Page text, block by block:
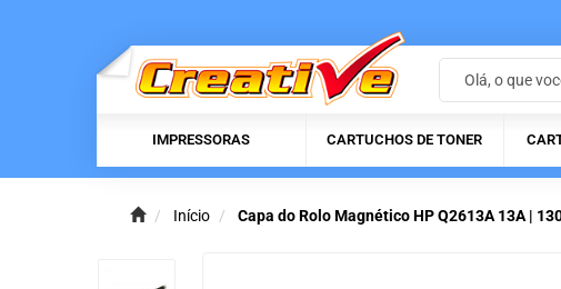
IMPRESSORAS CARTUCHOS DE TONER
Início Capa do Rolo Magnético HP Q2613A 13A |